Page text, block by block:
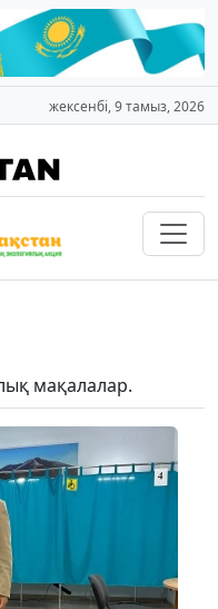
жексенбі, 9 тамыз, 2026
мақалалар.